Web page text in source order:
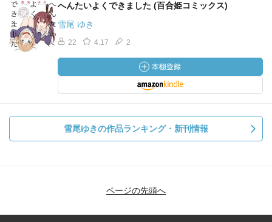
へんたいよくできました (百合姫コミックス)
雪尾 ゆき
22 4.17 2
雪尾ゆきの作品ランキング・新刊情報
ページの先頭へ